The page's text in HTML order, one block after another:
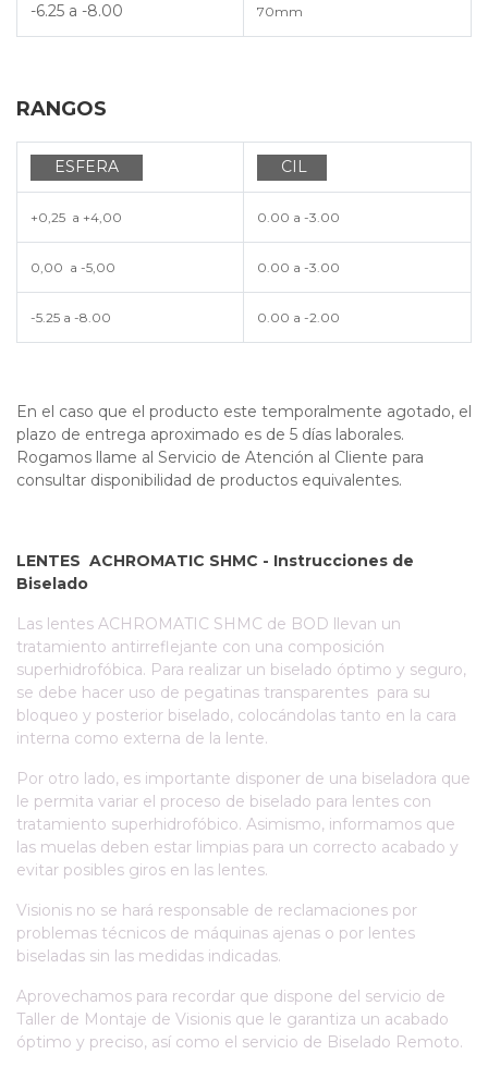
-6.25 a -8.00 70mm
RANGOS
ESFERA CIL
+0,25 a +4,00 0.00 a -3.00
0,00 a -5,00 0.00 a -3.00
-5.25 a -8.00 0.00 a -2.00
En el caso que el producto este temporalmente agotado, el
plazo de entrega aproximado es de 5 días laborales.
Rogamos llame al Servicio de Atención al Cliente para
consultar disponibilidad de productos equivalentes.
LENTES ACHROMATIC SHMC - Instrucciones de
Biselado
Las lentes ACHROMATIC SHMC de BOD llevan un
tratamiento antirreflejante con una composición
superhidrofóbica. Para realizar un biselado óptimo y seguro,
se debe hacer uso de pegatinas transparentes para su
bloqueo y posterior biselado, colocándolas tanto en la cara
interna como externa de la lente.
Por otro lado, es importante disponer de una biseladora que
le permita variar el proceso de biselado para lentes con
tratamiento superhidrofóbico. Asimismo, informamos que
las muelas deben estar limpias para un correcto acabado y
evitar posibles giros en las lentes.
Visionis no se hará responsable de reclamaciones por
problemas técnicos de máquinas ajenas o por lentes
biseladas sin las medidas indicadas.
Aprovechamos para recordar que dispone del servicio de
Taller de Montaje de Visionis que le garantiza un acabado
óptimo y preciso, así como el servicio de Biselado Remoto.